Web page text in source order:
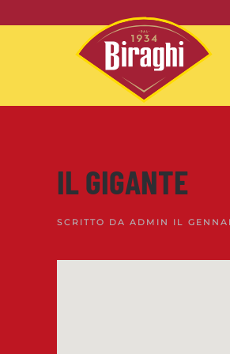
Skip to main content
IL GIGANTE
SCRITTO DA ADMIN IL